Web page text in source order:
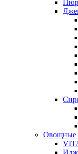
Овощные